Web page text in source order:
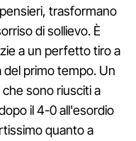
trasformano
di sollievo. È
a un perfetto tiro a
del primo tempo. Un
sono riusciti a
il 4-0 all'esordio
quanto a